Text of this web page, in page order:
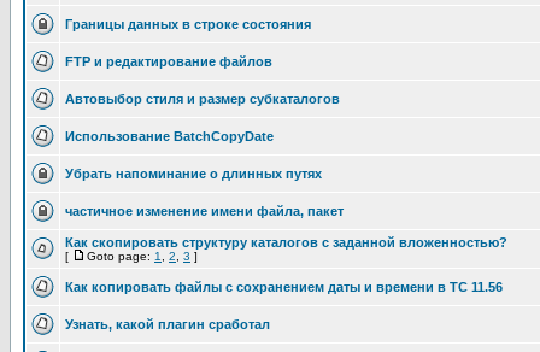
Границы данных в строке состояния
FTP и редактирование файлов
Автовыбор стиля и размер субкаталогов
Использование BatchCopyDate
Убрать напоминание о длинных путях
частичное изменение имени файла, пакет
Как скопировать структуру каталогов с заданной вложенностью?
[ Goto page: 1 2 3 ]
Как копировать файлы с сохранением даты и времени в TC 11.56
Узнать, какой плагин сработал